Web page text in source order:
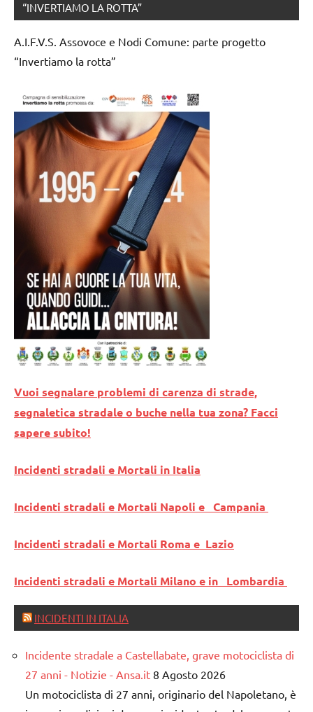
“INVERTIAMO LA ROTTA”
A.I.F.V.S. Assovoce e Nodi Comune: parte progetto
“Invertiamo la rotta”
Vuoi segnalare problemi di carenza di strade,
segnaletica stradale o buche nella tua zona? Facci
sapere subito!
Incidenti stradali e Mortali in Italia
Incidenti stradali e Mortali Napoli e Campania
Incidenti stradali e Mortali Roma e Lazio
Incidenti stradali e Mortali Milano e in Lombardia
INCIDENTI IN ITALIA
Incidente stradale a Castellabate, grave motociclista di
27 anni - Notizie - Ansa.it 8 Agosto 2026
Un motociclista di 27 anni, originario del Napoletano, è